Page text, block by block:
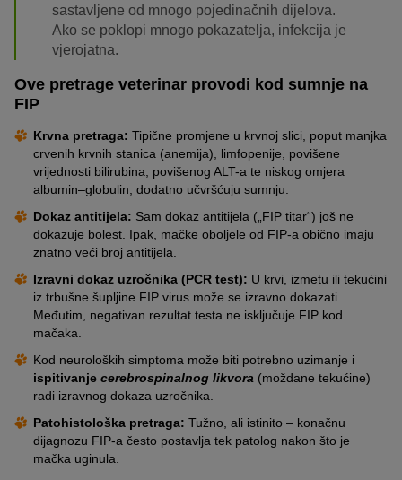
sastavljene od mnogo pojedinačnih dijelova.
Ako se poklopi mnogo pokazatelja, infekcija je
vjerojatna.
Ove pretrage veterinar provodi kod sumnje na
FIP
Krvna pretraga: Tipične promjene u krvnoj slici, poput manjka
crvenih krvnih stanica (anemija), limfopenije, povišene
vrijednosti bilirubina, povišenog ALT-a te niskog omjera
albumin–globulin, dodatno učvršćuju sumnju.
Dokaz antitijela: Sam dokaz antitijela („FIP titar“) još ne
dokazuje bolest. Ipak, mačke oboljele od FIP-a obično imaju
znatno veći broj antitijela.
Izravni dokaz uzročnika (PCR test): U krvi, izmetu ili tekućini
iz trbušne šupljine FIP virus može se izravno dokazati.
Međutim, negativan rezultat testa ne isključuje FIP kod
mačaka.
Kod neuroloških simptoma može biti potrebno uzimanje i
ispitivanje cerebrospinalnog likvora (moždane tekućine)
radi izravnog dokaza uzročnika.
Patohistološka pretraga: Tužno, ali istinito – konačnu
dijagnozu FIP-a često postavlja tek patolog nakon što je
mačka uginula.